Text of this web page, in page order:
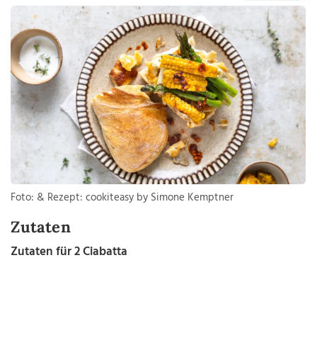
Foto: & Rezept: cookiteasy by Simone Kemptner
Zutaten
Zutaten für 2 Ciabatta